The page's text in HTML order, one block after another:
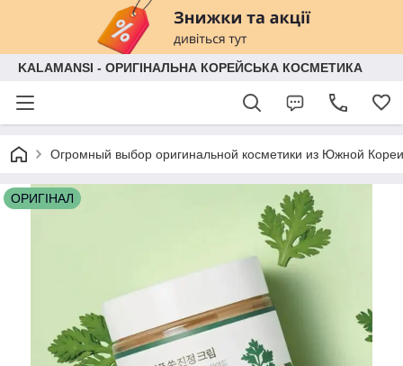
KALAMANSI - ОРИГІНАЛЬНА КОРЕЙСЬКА КОСМЕТИКА
Огромный выбор оригинальной косметики из Южной
ОРИГІНАЛ